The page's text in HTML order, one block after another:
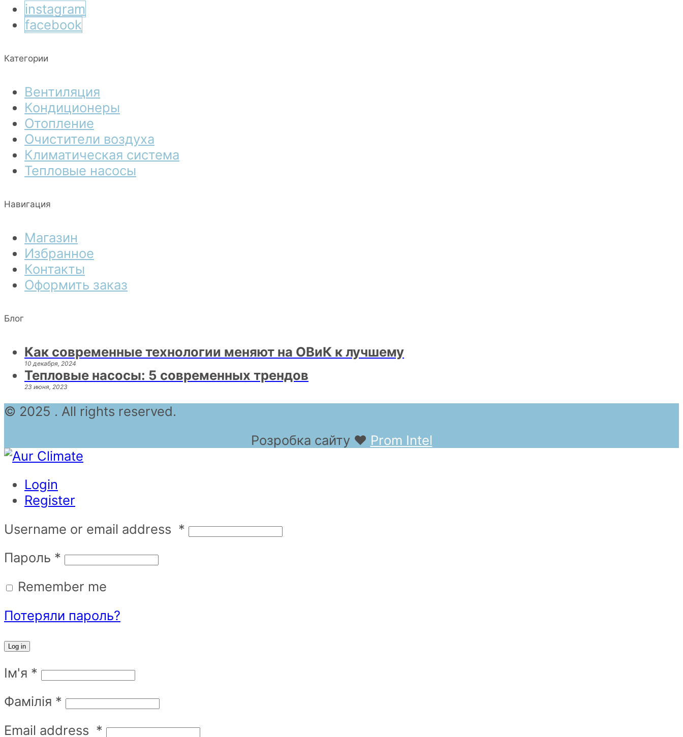
instagram
facebook
Категории
Вентиляция
Кондиционеры
Отопление
Очистители воздуха
Климатическая система
Тепловые насосы
Навигация
Магазин
Избранное
Контакты
Оформить заказ
Блог
Как современные технологии меняют на ОВиК к лучшему
10 декабря, 2024
Тепловые насосы: 5 современных трендов
23 июня, 2023
© 2025 . All rights reserved.
Розробка сайту ❤ Prom Intel
Login
Register
Username or email address *
Пароль *
Remember me
Потеряли пароль?
Log in
Ім'я *
Фамілія *
Email address *